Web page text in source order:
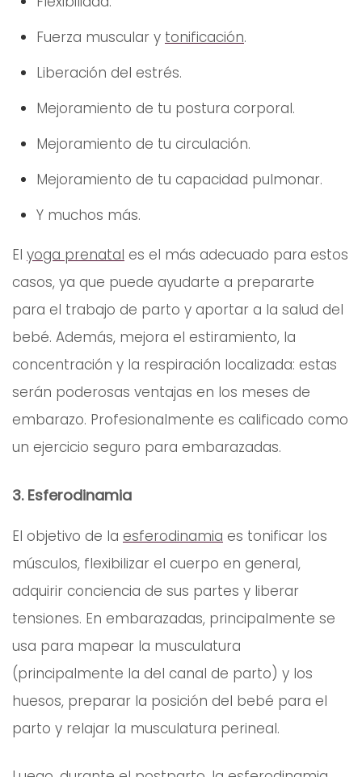
Fuerza muscular y tonificación.
Liberación del estrés.
Mejoramiento de tu postura corporal.
Mejoramiento de tu circulación.
Mejoramiento de tu capacidad pulmonar.
Y muchos más.
El yoga prenatal es el más adecuado para estos
casos, ya que puede ayudarte a prepararte
para el trabajo de parto y aportar a la salud del
bebé. Además, mejora el estiramiento, la
concentración y la respiración localizada: estas
serán poderosas ventajas en los meses de
embarazo. Profesionalmente es calificado como
un ejercicio seguro para embarazadas.
3. Esferodinamia
El objetivo de la esferodinamia es tonificar los
músculos, flexibilizar el cuerpo en general,
adquirir conciencia de sus partes y liberar
tensiones. En embarazadas, principalmente se
usa para mapear la musculatura
(principalmente la del canal de parto) y los
huesos, preparar la posición del bebé para el
parto y relajar la musculatura perineal.